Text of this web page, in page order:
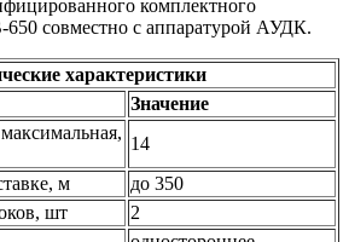
комплектного
650 совместно с аппаратурой АУДК.
характеристики
Значение
14
м
до 350
шт
2